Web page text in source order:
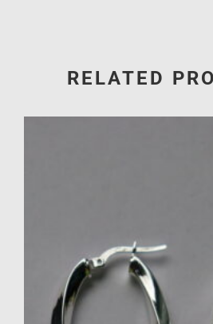
RELATED